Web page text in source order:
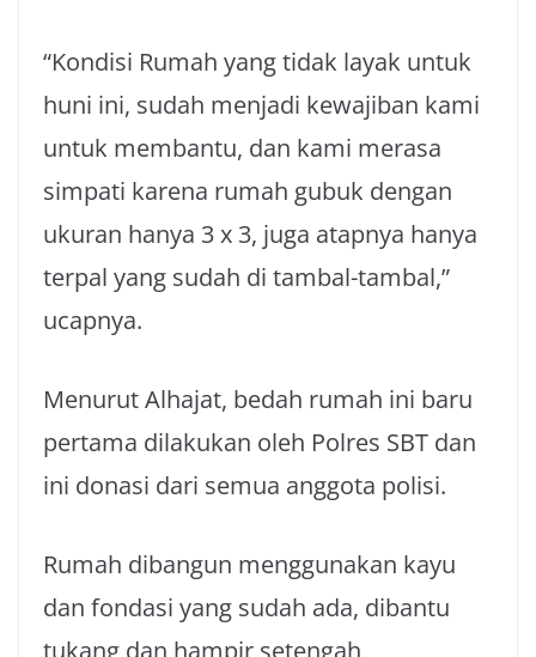
“Kondisi Rumah yang tidak layak untuk
huni ini, sudah menjadi kewajiban kami
untuk membantu, dan kami merasa
simpati karena rumah gubuk dengan
ukuran hanya 3 x 3, juga atapnya hanya
terpal yang sudah di tambal-tambal,”
ucapnya.
Menurut Alhajat, bedah rumah ini baru
pertama dilakukan oleh Polres SBT dan
ini donasi dari semua anggota polisi.
Rumah dibangun menggunakan kayu
dan fondasi yang sudah ada, dibantu
tukang dan hampir setengah